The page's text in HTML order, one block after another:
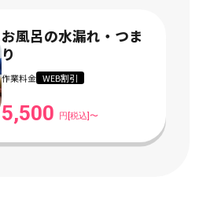
お風呂の水漏れ・つま
り
作業料金 WEB割引
5,500 円[税込]〜